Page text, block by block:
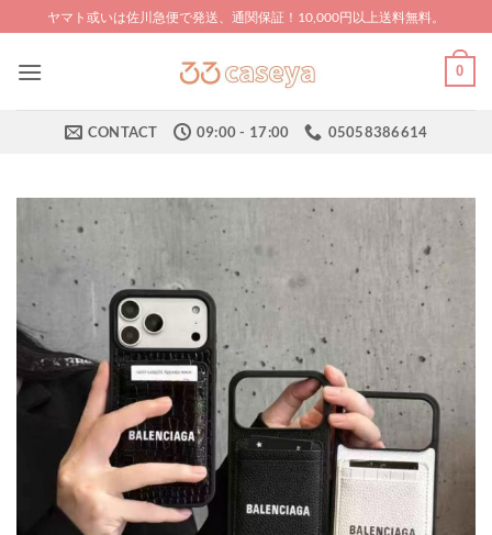
to
content
ヤマト或いは佐川急便で発送、通関保証！10,000円以上送料無料。
0
CONTACT 09:00 - 17:00 05058386614